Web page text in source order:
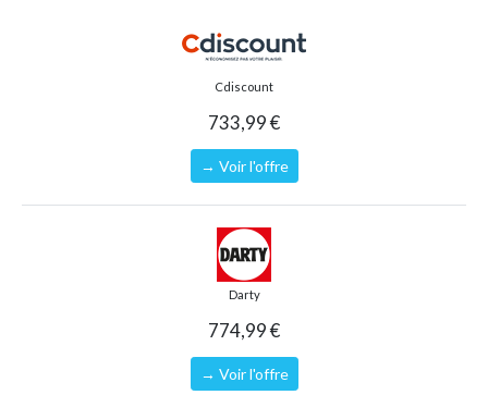
Échelle avec marches amovibles pour la sécurité des
Inclus une bâche et un tapis de sol pour la protection et
Profitez des jours ensoleillés de manière exceptionnelle avec
Piscine gonflable
8721012053298
Cdiscount
733,99 €
→ Voir l'offre
Darty
774,99 €
→ Voir l'offre